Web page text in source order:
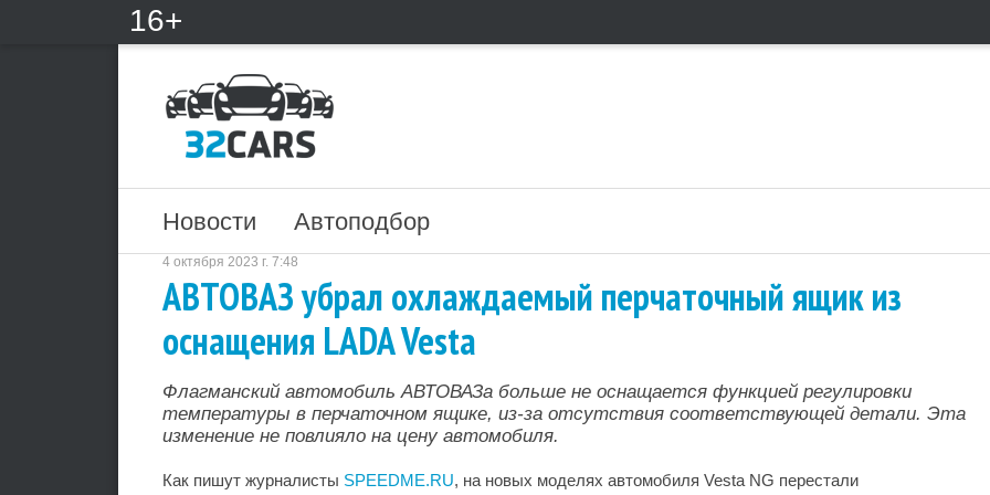
16+
Новости Автоподбор
4 октября 2023 г. 7:48
АВТОВАЗ убрал охлаждаемый перчаточный ящик из
оснащения LADA Vesta
Флагманский автомобиль АВТОВАЗа больше не оснащается функцией регулировки
температуры в перчаточном ящике, из-за отсутствия соответствующей детали. Эта
изменение не повлияло на цену автомобиля.
Как пишут журналисты SPEEDME.RU, на новых моделях автомобиля Vesta NG перестали